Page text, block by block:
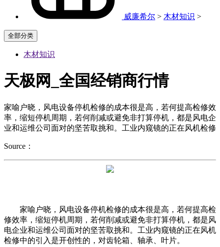
威廉希尔 > 木材知识 >
全部分类
木材知识
天极网_全国经销商行情
家喻户晓，风电设备停机检修的成本很是高，若何提高检修效
率，缩短停机周期，若何削减或避免非打算停机，都是风电企
业和运维公司面对的坚苦取挑和。工业内窥镜的正在风机检修
Source：
家喻户晓，风电设备停机检修的成本很是高，若何提高检
修效率，缩短停机周期，若何削减或避免非打算停机，都是风
电企业和运维公司面对的坚苦取挑和。工业内窥镜的正在风机
检修中的引入是开创性的，对齿轮箱、轴承、叶片。